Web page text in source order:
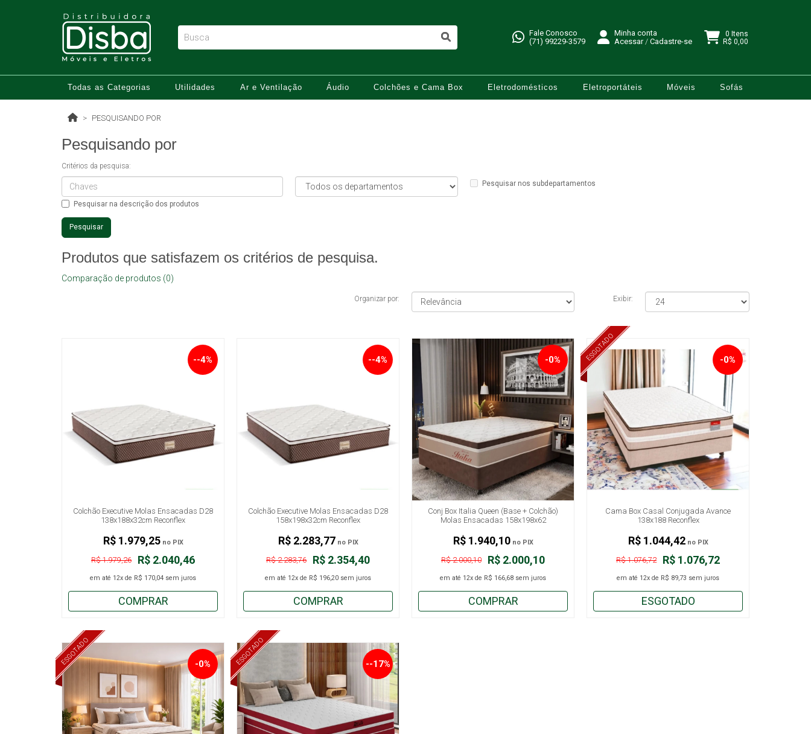
Fale Conosco
(71) 99229-3579
Minha conta
Acessar/ Cadastre-se
0 Itens
R$ 0,00
Todas as Categorias Utilidades Ar e Ventilação Áudio Colchões e Cama Box Eletrodomésticos Eletroportáteis Móveis Sofás
PESQUISANDO POR
Pesquisando por
Critérios da pesquisa:
Pesquisar nos subdepartamentos
Pesquisar na descrição dos produtos
Produtos que satisfazem os critérios de pesquisa.
Comparação de produtos (0)
Organizar por: Exibir:
Colchão Executive Molas Ensacadas D28
138x188x32cm Reconflex
R$ 2.040,46
R$ 1.979,26
--4%
em até 12x de R$ 170,04 sem juros
R$ 1.979,25no PIX
COMPRAR
Colchão Executive Molas Ensacadas D28
158x198x32cm Reconflex
R$ 2.354,40
R$ 2.283,76
--4%
em até 12x de R$ 196,20 sem juros
R$ 2.283,77 no PIX
COMPRAR
Conj Box Italia Queen (Base + Colchão)
Molas Ensacadas 158x198x62
R$ 2.000,10
R$ 2.000,10
-0%
em até 12x de R$ 166,68 sem juros
R$ 1.940,10no PIX
COMPRAR
ESGOTADO
Cama Box Casal Conjugada Avance
138x188 Reconflex
R$ 1.076,72
R$ 1.076,72
-0%
em até 12x de R$ 89,73 sem juros
R$ 1.044,42no PIX
ESGOTADO
ESGOTADO -0% ESGOTADO --17%